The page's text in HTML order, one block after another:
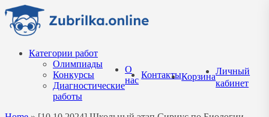
Перейти
содержанию
Категории работ
Олимпиады
Конкурсы
Диагностические
работы
О
нас
КонтактыКорзина
Личный
кабинет